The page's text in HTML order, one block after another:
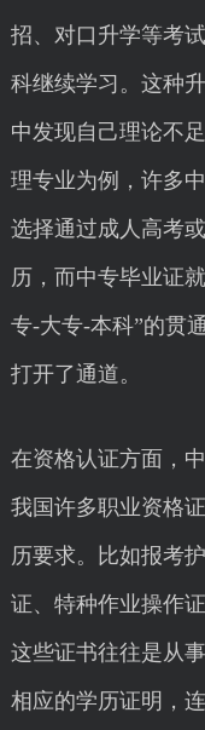
招、对口升学等考
科继续学习。这种
中发现自己理论不
理专业为例，许多
选择通过成人高考
历，而中专毕业证
专-大专-本科”的贯
打开了通道。
在资格认证方面，
我国许多职业资格
历要求。比如报考
证、特种作业操作
这些证书往往是从
相应的学历证明，